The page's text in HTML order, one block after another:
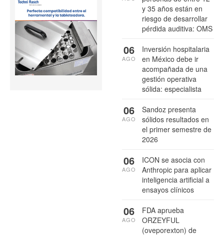
y 35 años están en
riesgo de desarrollar
pérdida auditiva: OMS
Inversión hospitalaria
en México debe ir
acompañada de una
gestión operativa
sólida: especialista
06
AGO
Sandoz presenta
sólidos resultados en
el primer semestre de
2026
06
AGO
ICON se asocia con
Anthropic para aplicar
inteligencia artificial a
ensayos clínicos
06
AGO
FDA aprueba
ORZEYFUL
(oveporexton) de
06
AGO